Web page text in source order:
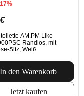
€
AM.PM Like
Randlos, mit
Sitz, Weiß
In den Warenkorb
Jetzt kaufen